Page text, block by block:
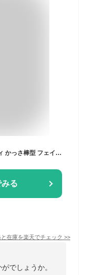
【ブランド三冠獲得】 すらりフェイスボディ かっさ棒型 フェイスポインター むくみ スッキリするん かっさ カッサ かっさプレート テラヘルツ 小顔 フェイスライン ほうれい線 コリほぐし 筋膜リリース 頭皮 ボディ マッサージ テラヘルツ波 ギフト
る
在庫を楽天でチェック >>
でしょうか。